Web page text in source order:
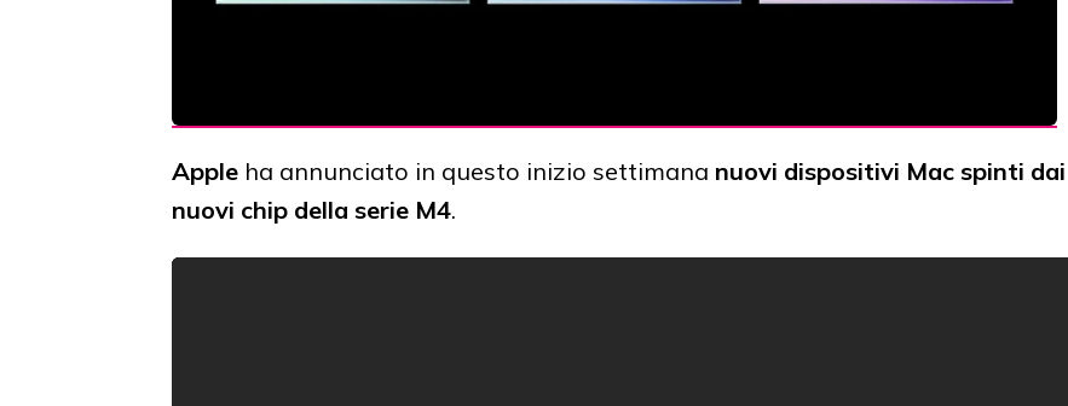
Apple ha annunciato in questo inizio settimana nuovi dispositivi Mac spinti dai
nuovi chip della serie M4.